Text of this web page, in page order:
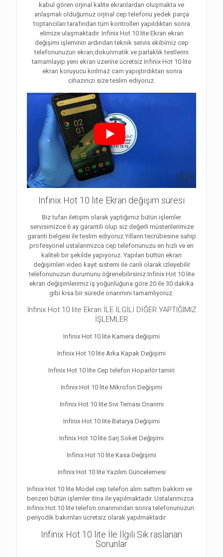
kabul gören orjinal kalite ekranlardan oluşmakta ve
anlaşmalı olduğumuz orjinal cep telefonu yedek parça
toptancıları tarafından tüm kontrolleri yapıldıktan sonra
elimize ulaşmaktadır. Infinix Hot 10 lite Ekran ekran
değişimi işleminin ardından teknik servis ekibimiz cep
telefonunuzun ekran,dokunmatik ve parlaklık testlerini
tamamlayıp yeni ekran üzerine ücretsiz Infinix Hot 10 lite
ekran koruyucu kırılmaz cam yapıştırdıktan sonra
cihazınızı size teslim ediyoruz.
Infinix Hot 10 lite Ekran değişim süresi
Biz tufan iletişim olarak yaptığımız bütün işlemler
servisimizce 6 ay garantili olup siz değerli müsterilerimize
garanti belgesi ile teslim ediyoruz.Yılların tecrübesine sahip
profesyonel ustalarımızca cep telefonunuzu en hızlı ve en
kaliteli bir şekilde yapıyoruz. Yapılan büttün ekran
değişimleri video kayıt sistemi ile canlı olarak izleyebilir
telefonunuzun durumunu öğrenebilirsiniz.Infinix Hot 10 lite
ekran değişimlerimiz iş yoğunluğuna göre 20 ile 30 dakika
gibi kısa bir sürede onarımını tamamlıyoruz.
Infinix Hot 10 lite Ekran İLE İLGİLİ DİĞER YAPTIĞIMIZ
İŞLEMLER
Infinix Hot 10 lite Kamera değişimi
Infinix Hot 10 lite Arka Kapak Değişimi
Infinix Hot 10 lite Cep telefon Hoparlör tamiri
Infinix Hot 10 lite Mikrofon Değişimi
Infinix Hot 10 lite Sıvı Teması Onarımı
Infinix Hot 10 lite Batarya Değişimi
Infinix Hot 10 lite Sarj Soket Değişimi
Infinix Hot 10 lite Kasa Değişimi
Infinix Hot 10 lite Yazılım Güncelemesi
Infinix Hot 10 lite Model cep telefon alım sattım bakkım ve
benzeri bütün işlemler itina ile yapılmaktadır. Ustalarımızca
Infinix Hot 10 lite telefon onarımından sonra telefonunuzun
periyodik bakımları ücretsiz olarak yapılmaktadır.
Infinix Hot 10 lite İle İlgili Sık raslanan
Sorunlar